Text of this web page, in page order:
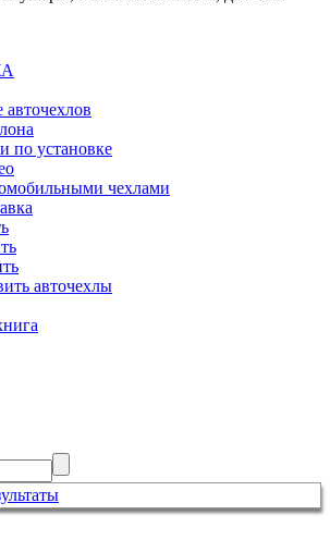
авточехлов
по установке
чехлами
авточехлы